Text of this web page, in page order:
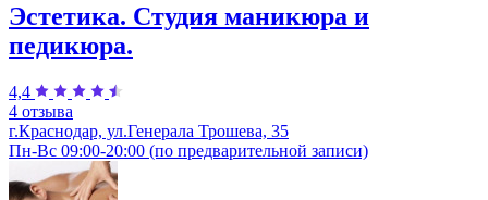
Эстетика. Студия маникюра и
педикюра.
4,4
4 отзыва
г.Краснодар, ул.Генерала Трошева, 35
Пн-Вс 09:00-20:00 (по предварительной записи)